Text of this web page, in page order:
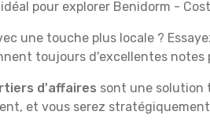
pour explorer Benidorm -
une touche plus locale ?
toujours d'excellentes notes
d'affaires sont une solution
et vous serez